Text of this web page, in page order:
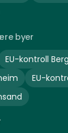
byer
EU-kontroll
EU-